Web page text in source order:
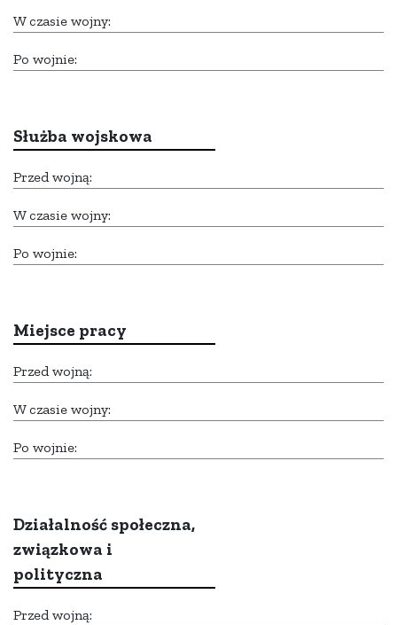
W czasie wojny:
Po wojnie:
Służba wojskowa
Przed wojną:
W czasie wojny:
Po wojnie:
Miejsce pracy
Przed wojną:
W czasie wojny:
Po wojnie:
Działalność społeczna,
związkowa i
polityczna
Przed wojną: